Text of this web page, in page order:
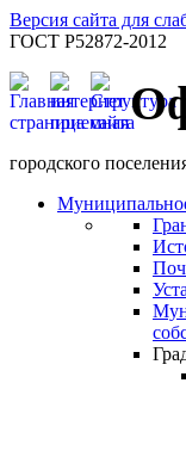
Версия сайта для
ГОСТ Р52872-2012
городского